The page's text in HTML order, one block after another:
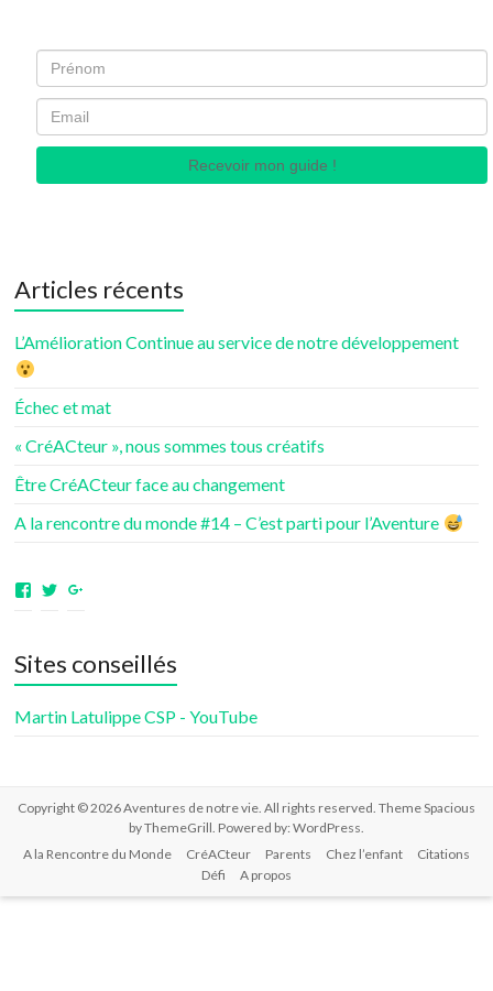
Recevoir mon guide !
Articles récents
L’Amélioration Continue au service de notre développement
Échec et mat
« CréACteur », nous sommes tous créatifs
Être CréACteur face au changement
A la rencontre du monde #14 – C’est parti pour l’Aventure
Voir
aventuresdenotrevie
sur
Voir
Samsenie
sur
samsenie
sur
Sites conseillés
Martin Latulippe CSP - YouTube
Copyright © 2026Aventures de notre vie. All rights reserved. ThemeSpacious
by ThemeGrill. Powered by: WordPress.
A la Rencontre du Monde
CréACteur Parents Chez l’enfant
Citations
Défi
A propos